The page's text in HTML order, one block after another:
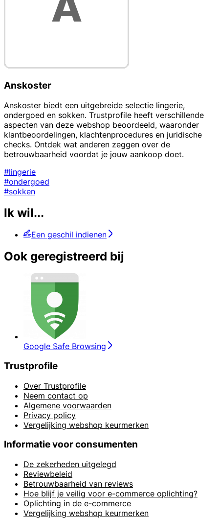
Anskoster
Anskoster biedt een uitgebreide selectie lingerie,
ondergoed en sokken. Trustprofile heeft verschillende
aspecten van deze webshop beoordeeld, waaronder
klantbeoordelingen, klachtenprocedures en juridische
checks. Ontdek wat anderen zeggen over de
betrouwbaarheid voordat je jouw aankoop doet.
#lingerie
#ondergoed
#sokken
Ik wil...
Een geschil indienen
Ook geregistreerd bij
Google Safe Browsing
Trustprofile
Over Trustprofile
Neem contact op
Algemene voorwaarden
Privacy policy
Vergelijking webshop keurmerken
Informatie voor consumenten
De zekerheden uitgelegd
Reviewbeleid
Betrouwbaarheid van reviews
Hoe blijf je veilig voor e-commerce oplichting?
Oplichting in de e-commerce
Vergelijking webshop keurmerken